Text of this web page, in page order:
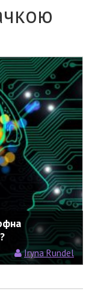
Iryna Rundel